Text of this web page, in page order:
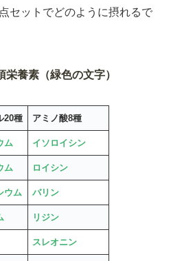
セットでどのように摂れるで
養素（緑色の文字）
20種 アミノ酸8種
ム イソロイシン
ム ロイシン
ウム バリン
リジン
スレオニン